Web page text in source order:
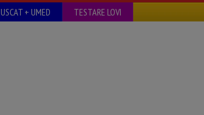
USCAT + UMED TESTARE LOVI